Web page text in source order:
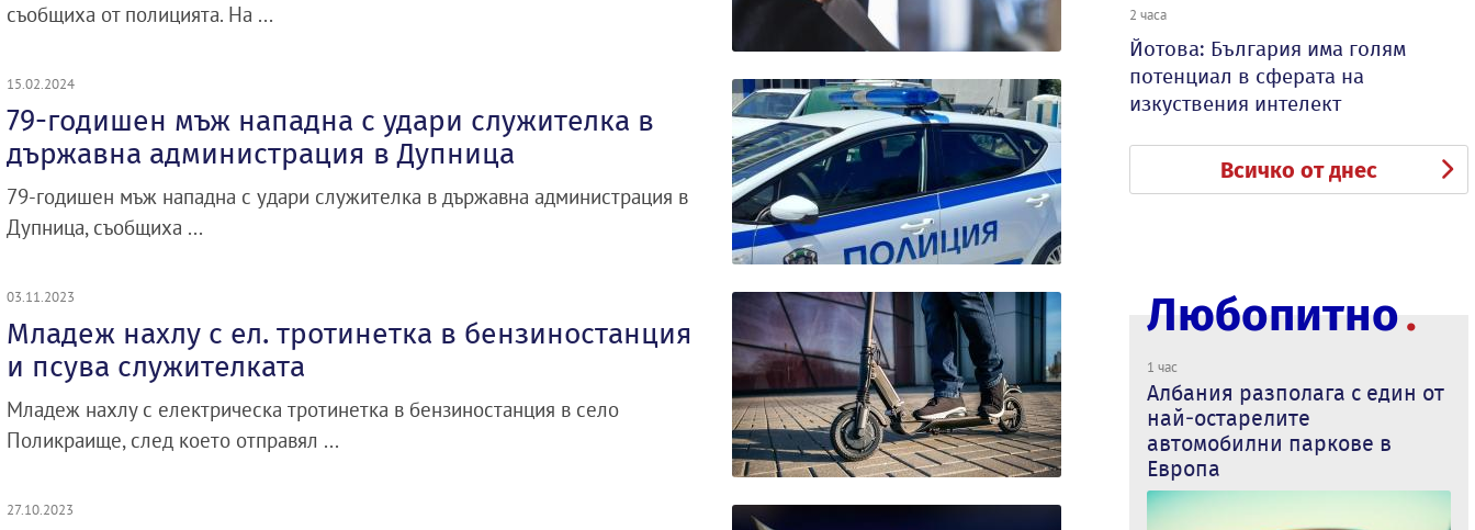
съобщиха от полицията. На ...
15.02.2024
79-годишен мъж нападна с удари служителка в
държавна администрация в Дупница
79-годишен мъж нападна с удари служителка в държавна администрация в
Дупница, съобщиха ...
03.11.2023
Младеж нахлу с ел. тротинетка в бензиностанция
и псува служителката
Младеж нахлу с електрическа тротинетка в бензиностанция в село
Поликраище, след което отправял ...
27.10.2023
2 часа
Йотова: България има голям
потенциал в сферата на
изкуствения интелект
Всичко от днес
Любопитно
1 час
Албания разполага с един от
най-остарелите
автомобилни паркове в
Европа